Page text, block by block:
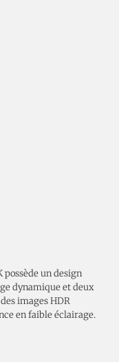
possède un design
dynamique et deux
images HDR
en faible éclairage.